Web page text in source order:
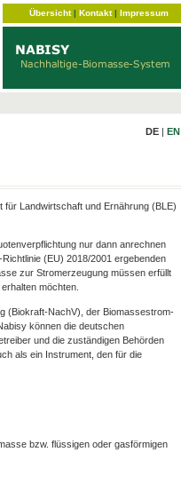
Übersicht| Kontakt| Impressum
DE |EN
Landwirtschaft und Ernährung (BLE)
nur dann anrechnen
(EU) 2018/2001 ergebenden
zur Stromerzeugung müssen erfüllt
möchten.
(Biokraft-NachV), der Biomassestrom-
können die deutschen
und die zuständigen Behörden
als ein Instrument, den für die
bzw. flüssigen oder gasförmigen